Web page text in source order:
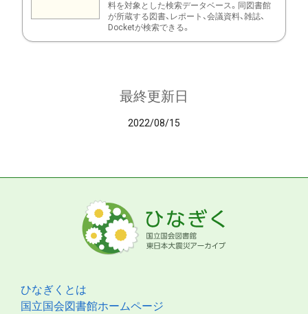
料を対象とした検索データベース。同図書館
が所蔵する図書、レポート、会議資料、雑誌、
Docketが検索できる。
最終更新日
2022/08/15
ひなぎくとは
国立国会図書館ホームページ